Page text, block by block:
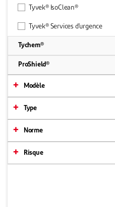
Tyvek® IsoClean®
Tyvek® Services d'urgence
Tychem®
ProShield®
Modèle
Type
Norme
Risque